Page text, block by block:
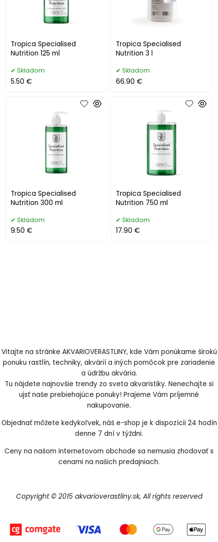
Tropica Specialised
Nutrition 125 ml
Skladom
5.50 €
Tropica Specialised
Nutrition 3 l
Skladom
66.90 €
Tropica Specialised
Nutrition 300 ml
Skladom
9.50 €
Tropica Specialised
Nutrition 750 ml
Skladom
17.90 €
Vitajte na stránke AKVARIOVERASTLINY, kde Vám ponúkame širokú
ponuku rastlín, techniky, akvárií a iných pomôcok pre zariadenie
a údržbu akvária.
Tu nájdete najnovšie trendy zo sveta akvaristiky. Nenechajte si
ujsť naše prebiehajúce ponuky! Prajeme Vám príjemné
nakupovanie.
Objednať môžete kedykoľvek, náš e-shop je k dispozícii 24 hodín
denne 7 dní v týždni.
Ceny na našom internetovom obchode sa nemusia zhodovať s
cenami na našich predajniach.
Copyright © 2015 akvarioverastliny.sk, All rights reserved